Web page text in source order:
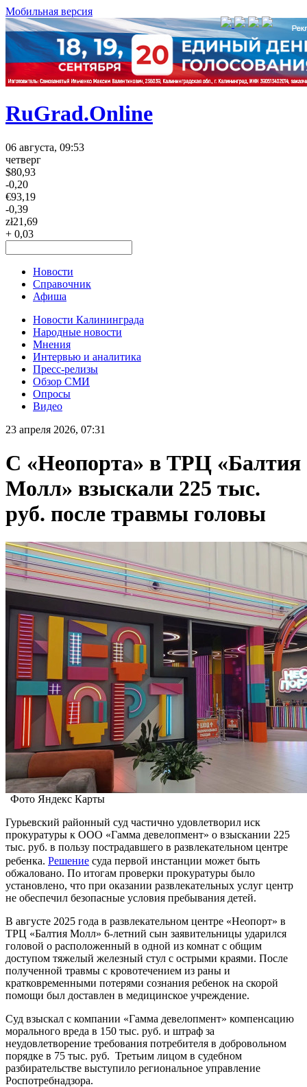
Мобильная версия
RuGrad.Online
06 августа, 09:53
четверг
$80,93
-0,20
€93,19
-0,39
zł21,69
+ 0,03
Новости
Справочник
Афиша
Новости Калининграда
Народные новости
Мнения
Интервью и аналитика
Пресс-релизы
Обзор СМИ
Опросы
Видео
23 апреля 2026, 07:31
С «Неопорта» в ТРЦ «Балтия
Молл» взыскали 225 тыс.
руб. после травмы головы
Фото Яндекс Карты
Гурьевский районный суд частично удовлетворил иск
прокуратуры к ООО «Гамма девелопмент» о взыскании 225
тыс. руб. в пользу пострадавшего в развлекательном центре
ребенка. Решение суда первой инстанции может быть
обжаловано. По итогам проверки прокуратуры было
установлено, что при оказании развлекательных услуг центр
не обеспечил безопасные условия пребывания детей.
В августе 2025 года в развлекательном центре «Неопорт» в
ТРЦ «Балтия Молл» 6-летний сын заявительницы ударился
головой о расположенный в одной из комнат с общим
доступом тяжелый железный стул с острыми краями. После
полученной травмы с кровотечением из раны и
кратковременными потерями сознания ребенок на скорой
помощи был доставлен в медицинское учреждение.
Суд взыскал с компании «Гамма девелопмент» компенсацию
морального вреда в 150 тыс. руб. и штраф за
неудовлетворение требования потребителя в добровольном
порядке в 75 тыс. руб. Третьим лицом в судебном
разбирательстве выступило региональное управление
Роспотребнадзора.